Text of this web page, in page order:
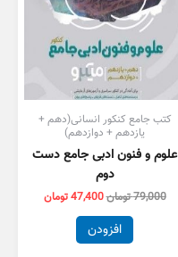
کتب جامع کنکور انسانی(دهم +
یازدهم + دوازدهم)
علوم و فنون ادبی جامع دست
دوم
79,000تومان47,400تومان
افزودن